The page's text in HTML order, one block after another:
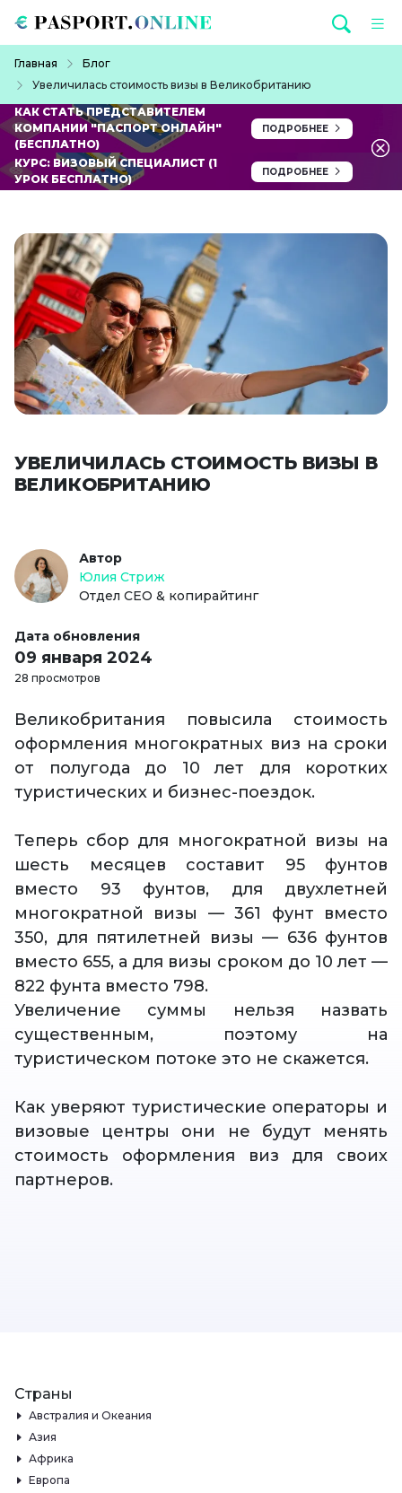
Главная
Блог
Увеличилась стоимость визы в Великобританию
КАК СТАТЬ ПРЕДСТАВИТЕЛЕМ
КОМПАНИИ "ПАСПОРТ ОНЛАЙН"
(БЕСПЛАТНО)
ПОДРОБНЕЕ
КУРС: ВИЗОВЫЙ СПЕЦИАЛИСТ (1
УРОК БЕСПЛАТНО)
ПОДРОБНЕЕ
УВЕЛИЧИЛАСЬ СТОИМОСТЬ ВИЗЫ В
ВЕЛИКОБРИТАНИЮ
Автор
Юлия Стриж
Отдел СЕО & копирайтинг
Дата обновления
09 января 2024
28 просмотров
Великобритания повысила стоимость
оформления многократных виз на сроки
от полугода до 10 лет для коротких
туристических и бизнес-поездок.
Теперь сбор для многократной визы на
шесть месяцев составит 95 фунтов
вместо 93 фунтов, для двухлетней
многократной визы — 361 фунт вместо
350, для пятилетней визы — 636 фунтов
вместо 655, а для визы сроком до 10 лет —
822 фунта вместо 798.
Увеличение суммы нельзя назвать
существенным, поэтому на
туристическом потоке это не скажется.
Как уверяют туристические операторы и
визовые центры они не будут менять
стоимость оформления виз для своих
партнеров.
Страны
Австралия и Океания
Азия
Африка
Европа